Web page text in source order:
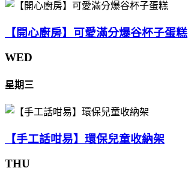
【開心廚房】可愛滿分爆谷杯子蛋糕
WED
星期三
【手工話咁易】環保兒童收納架
THU